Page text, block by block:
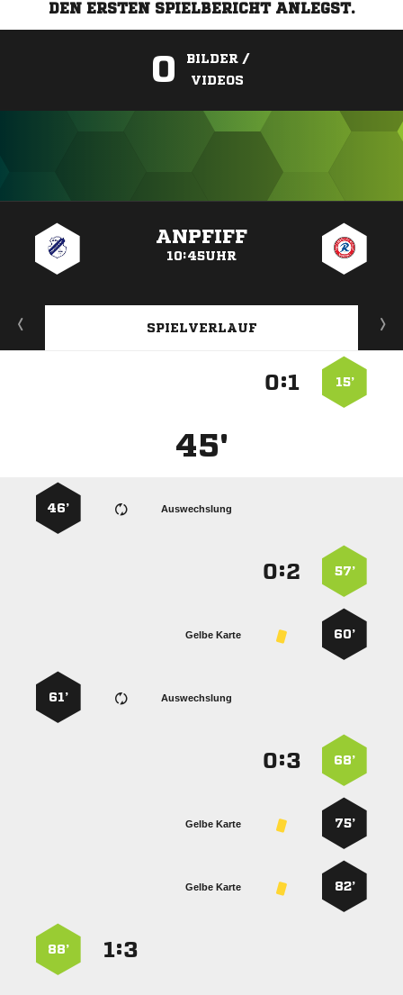
DEN ERSTEN SPIELBERICHT ANLEGST.
0
BILDER /
VIDEOS
ANPFIFF
10:45UHR
SPIELVERLAUF
15’
:
45'
Auswechslung
46’
57’
:
60’
Gelbe Karte
Auswechslung
61’
68’
:
75’
Gelbe Karte
82’
Gelbe Karte
:
88’